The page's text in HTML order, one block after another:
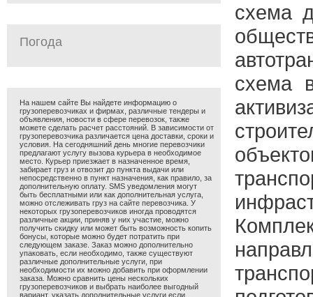
Погода
На нашем сайте Вы найдете информацию о
грузоперевозчиках и фирмах, различные тендеры и
объявления, новости в сфере перевозок, также
можете сделать расчет расстояний. В зависимости от
грузоперевозчика различается цена доставки, сроки и
условия. На сегодняшний день многие перевозчики
предлагают услугу вызова курьера в необходимое
место. Курьер приезжает в назначенное время,
забирает груз и отвозит до пункта выдачи или
непосредственно в пункт назначения, как правило, за
дополнительную оплату. SMS уведомления могут
быть бесплатными или как дополнительная услуга,
можно отслеживать груз на сайте перевозчика. У
некоторых грузоперевозчиков иногда проводятся
различные акции, приняв у них участие, можно
получить скидку или может быть возможность копить
бонусы, которые можно будет потратить при
следующем заказе. Заказ можно дополнительно
упаковать, если необходимо, также существуют
различные дополнительные услуги, при
необходимости их можно добавить при оформлении
заказа. Можно сравнить цены нескольких
грузоперевозчиков и выбрать наиболее выгодный
вариант, указать дополнительные услуги если
схема
схема